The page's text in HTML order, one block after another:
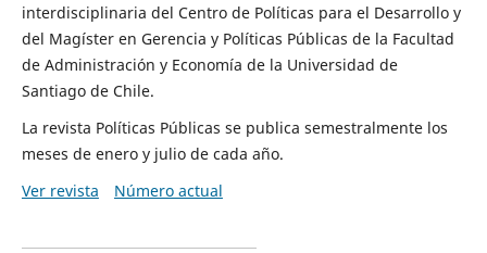
interdisciplinaria del Centro de Políticas para el Desarrollo y
del Magíster en Gerencia y Políticas Públicas de la Facultad
de Administración y Economía de la Universidad de
Santiago de Chile.
La revista Políticas Públicas se publica semestralmente los
meses de enero y julio de cada año.
Ver revista
Número actual